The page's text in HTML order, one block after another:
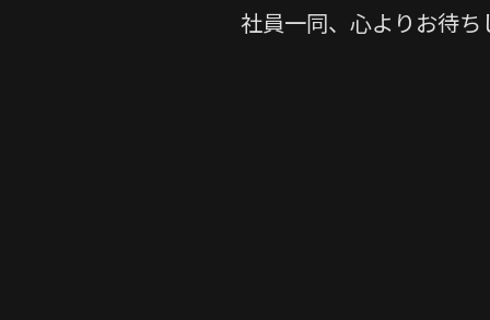
社員一同、心よりお待ち